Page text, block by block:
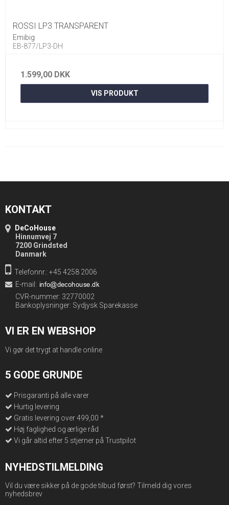
ROSSI LP3 TRANSPARENT
Emibig
EB-877/LP3-DH
1.599,00 DKK
VIS PRODUKT
KONTAKT
DeCoHouse
Hinnumvej 7
7200 Grindsted
Danmark
Telefonnr.: +45 4258 2006
E-mail :
CVR-nummer: 32770002
Bankoplysninger: Sydjysk Sparekasse
VI ER EN WEBSHOP
Vi gør det trygt at handle online
5 GODE GRUNDE
Prisgaranti på alle varer
Hurtig levering
Gratis levering over 499,00 *
Høj faglighed og ærlige råd
Vi går altid efter 5 stjerner på Trustpilot
NYHEDSTILMELDING
Vil du være sikker på de gode tilbud først? Tilmeld dig vores
nyhedsbrev